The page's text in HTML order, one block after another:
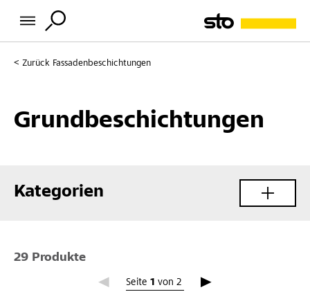
Zurück Fassadenbeschichtungen
Grundbeschichtungen
Kategorien
29 Produkte
Seite 1 von 2
Seite 1